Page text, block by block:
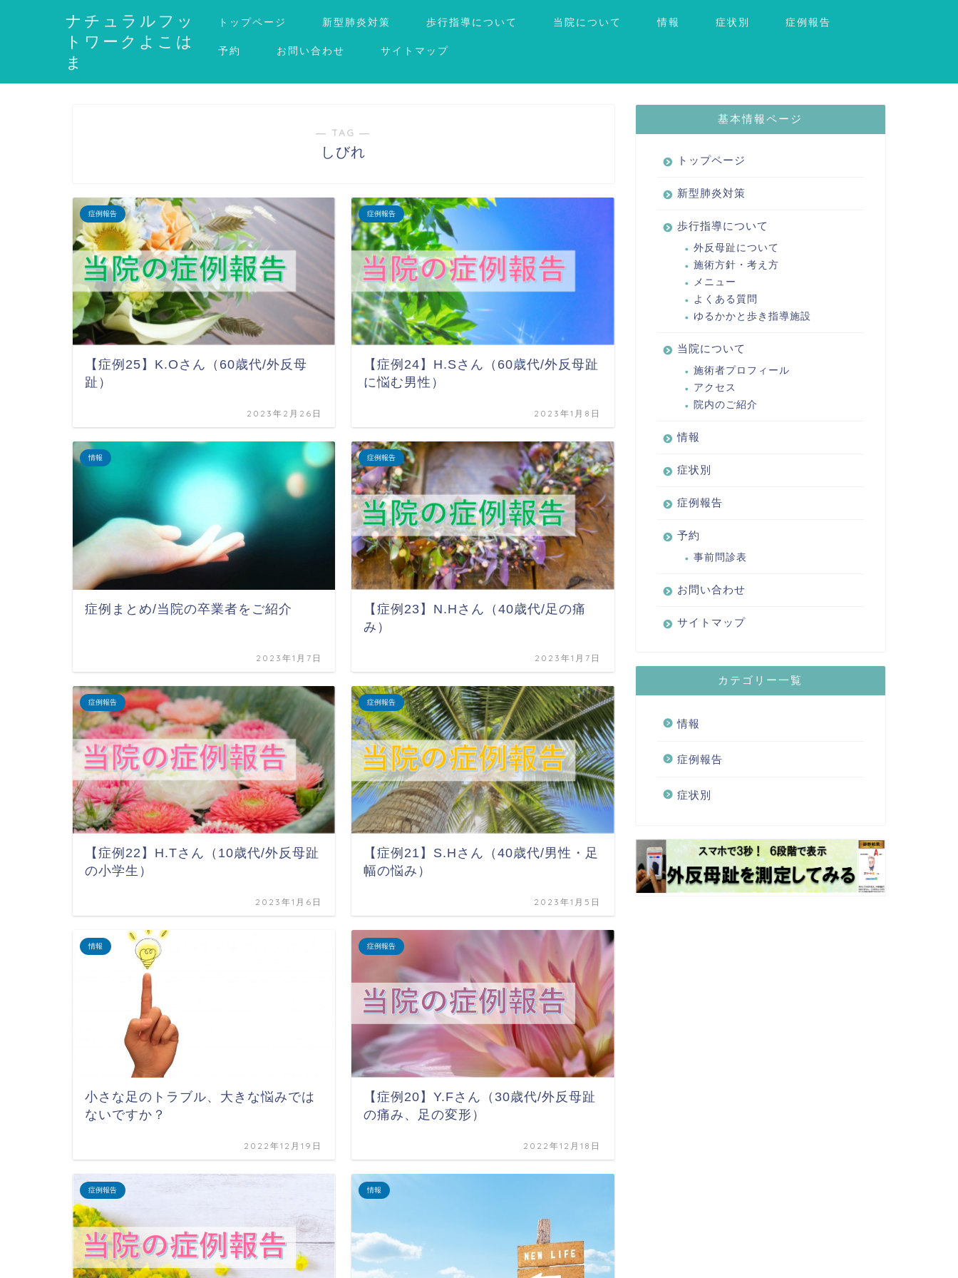
ナチュラルフッ
トワークよこは
ま
トップページ 新型肺炎対策 歩行指導について 当院について 情報 症状別 症例報告
予約 お問い合わせ サイトマップ
― TAG ―
しびれ
症例報告
【症例25】K.Oさん（60歳代/外反母
趾）
2023年2月26日
症例報告
【症例24】H.Sさん（60歳代/外反母趾
に悩む男性）
2023年1月8日
情報
症例まとめ/当院の卒業者をご紹介
2023年1月7日
症例報告
【症例23】N.Hさん（40歳代/足の痛
み）
2023年1月7日
症例報告
【症例22】H.Tさん（10歳代/外反母趾
の小学生）
2023年1月6日
症例報告
【症例21】S.Hさん（40歳代/男性・足
幅の悩み）
2023年1月5日
情報
小さな足のトラブル、大きな悩みでは
ないですか？
2022年12月19日
症例報告
【症例20】Y.Fさん（30歳代/外反母趾
の痛み、足の変形）
2022年12月18日
症例報告 情報
基本情報ページ
トップページ
新型肺炎対策
歩行指導について
外反母趾について
施術方針・考え方
メニュー
よくある質問
ゆるかかと歩き指導施設
当院について
施術者プロフィール
アクセス
院内のご紹介
情報
症状別
症例報告
予約
事前問診表
お問い合わせ
サイトマップ
カテゴリー一覧
情報
症例報告
症状別